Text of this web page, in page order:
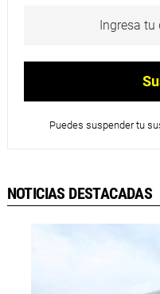
Puedes suspender tu
NOTICIAS DESTACADAS